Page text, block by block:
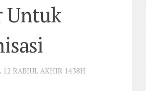
Untuk
12 RABIUL AKHIR 1438H